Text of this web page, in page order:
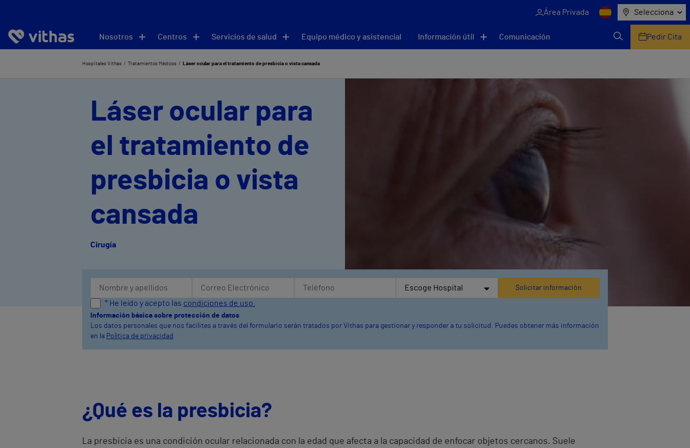
Área Privada Selecciona
Nosotros Centros Servicios de salud Equipo médico y asistencial Información útil Comunicación Pedir Cita
Hospitales Vithas Tratamientos Médicos Láser ocular para el tratamiento de presbicia o vista cansada
Láser ocular para
el tratamiento de
presbicia o vista
cansada
Cirugía
* He leído y acepto las condiciones de uso.
Información básica sobre protección de datos
Los datos personales que nos facilites a través del formulario serán tratados por Vithas para gestionar y responder a tu solicitud. Puedes obtener más información
en la Política de privacidad
¿Qué es la presbicia?
La presbicia es una condición ocular relacionada con la edad que afecta a la capacidad de enfocar objetos cercanos. Suele